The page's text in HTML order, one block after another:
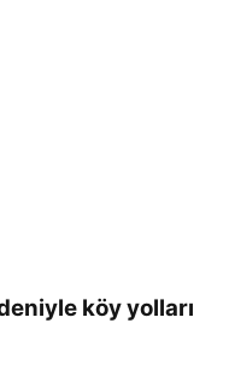
köy yolları